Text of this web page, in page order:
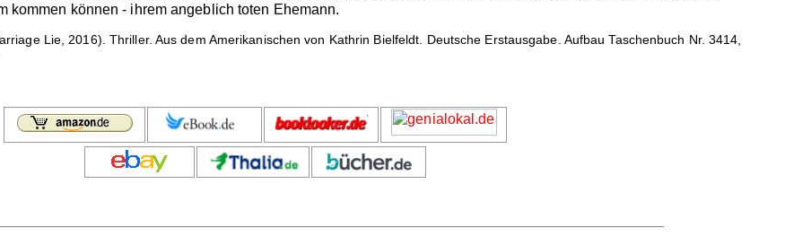
kommen können - ihrem angeblich toten Ehemann.
Lie, 2016). Thriller. Aus dem Amerikanischen von Kathrin Bielfeldt. Deutsche Erstausgabe. Aufbau Taschenbuch Nr. 3414,